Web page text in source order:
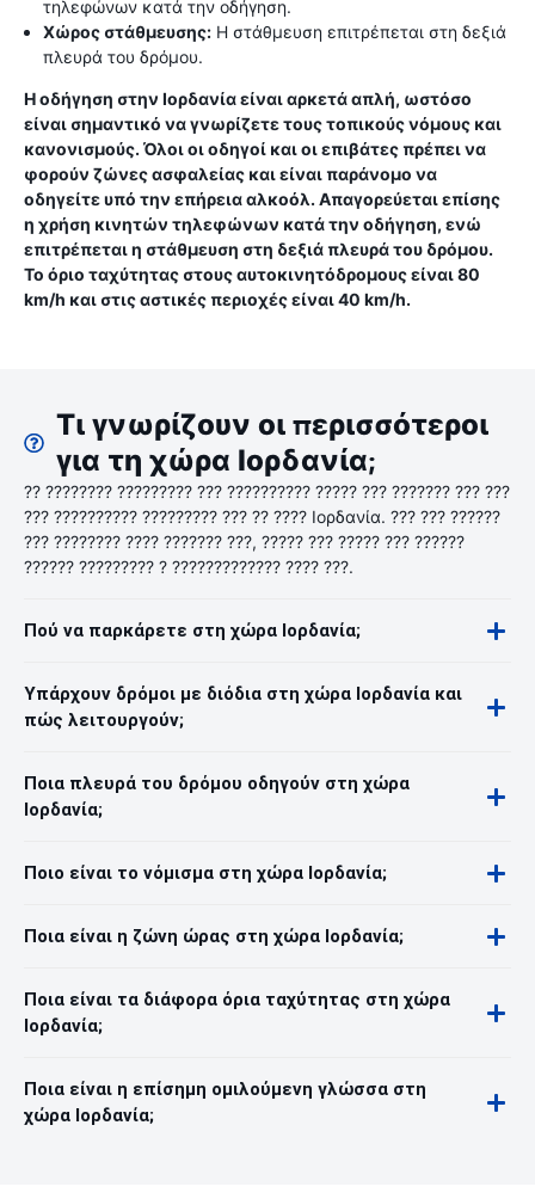
τηλεφώνων κατά την οδήγηση.
Χώρος στάθμευσης: Η στάθμευση επιτρέπεται στη δεξιά
πλευρά του δρόμου.
Η οδήγηση στην Ιορδανία είναι αρκετά απλή, ωστόσο
είναι σημαντικό να γνωρίζετε τους τοπικούς νόμους και
κανονισμούς. Όλοι οι οδηγοί και οι επιβάτες πρέπει να
φορούν ζώνες ασφαλείας και είναι παράνομο να
οδηγείτε υπό την επήρεια αλκοόλ. Απαγορεύεται επίσης
η χρήση κινητών τηλεφώνων κατά την οδήγηση, ενώ
επιτρέπεται η στάθμευση στη δεξιά πλευρά του δρόμου.
Το όριο ταχύτητας στους αυτοκινητόδρομους είναι 80
km/h και στις αστικές περιοχές είναι 40 km/h.
Τι γνωρίζουν οι περισσότεροι
για τη χώρα Ιορδανία;
?? ???????? ????????? ??? ?????????? ????? ??? ??????? ??? ???
??? ?????????? ????????? ??? ?? ???? Ιορδανία. ??? ??? ??????
??? ???????? ???? ??????? ???, ????? ??? ????? ??? ??????
?????? ????????? ? ????????????? ???? ???.
Πού να παρκάρετε στη χώρα Ιορδανία;
Υπάρχουν δρόμοι με διόδια στη χώρα Ιορδανία και
πώς λειτουργούν;
Ποια πλευρά του δρόμου οδηγούν στη χώρα
Ιορδανία;
Ποιο είναι το νόμισμα στη χώρα Ιορδανία;
Ποια είναι η ζώνη ώρας στη χώρα Ιορδανία;
Ποια είναι τα διάφορα όρια ταχύτητας στη χώρα
Ιορδανία;
Ποια είναι η επίσημη ομιλούμενη γλώσσα στη
χώρα Ιορδανία;